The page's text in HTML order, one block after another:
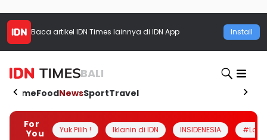
Baca artikel IDN Times lainnya di IDN App Install
BALI
HomeFoodNewsSportTravel
For
You
Yuk Pilih ! Iklanin di IDN INSIDENESIA